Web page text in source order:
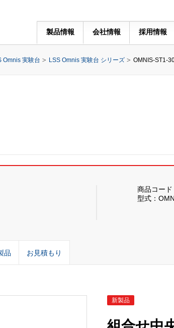
製品情報 会社情報 採用情報
Omnis 実験台 LSS Omnis 実験台 シリーズ OMNIS-ST1-
商品コー
型式：
品 お見積もり
新製品